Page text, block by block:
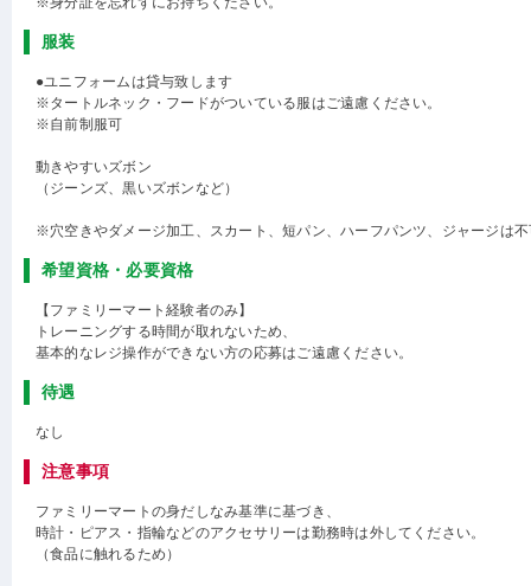
服装
●ユニフォームは貸与致します
※タートルネック・フードがついている服はご遠慮ください。
※自前制服可
動きやすいズボン
（ジーンズ、黒いズボンなど）
※穴空きやダメージ加工、スカート、短パン、ハーフパンツ、ジャージは
希望資格・必要資格
【ファミリーマート経験者のみ】
トレーニングする時間が取れないため、
基本的なレジ操作ができない方の応募はご遠慮ください。
待遇
なし
注意事項
ファミリーマートの身だしなみ基準に基づき、
時計・ピアス・指輪などのアクセサリーは勤務時は外してください。
（食品に触れるため）